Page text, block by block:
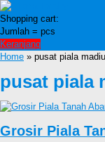
Shopping cart:
Jumlah = pcs
Keranjang
Home » pusat piala
pusat piala
Grosir Piala